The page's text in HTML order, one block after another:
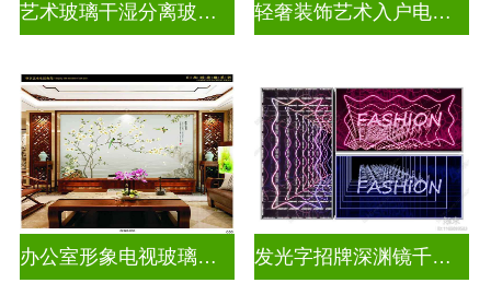
艺术玻璃干湿分离玻璃背景墙 轻奢装饰艺术入户电视玻璃背景墙
办公室形象电视玻璃背景墙 发光字招牌深渊镜千层镜